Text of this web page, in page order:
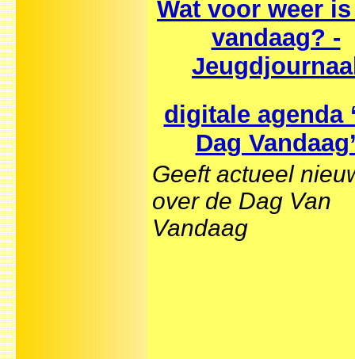
Wat voor weer
vandaag? -
digitale agenda
Dag
Geeft actueel
over de Dag Van
Vandaag